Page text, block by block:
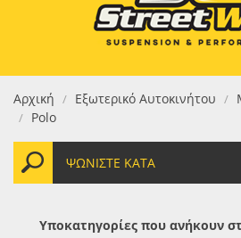
Αρχική / Εξωτερικό Αυτοκινήτου /
/ Polo
ΨΩΝΊΣΤΕ ΚΑΤΆ
Υποκατηγορίες που ανήκουν